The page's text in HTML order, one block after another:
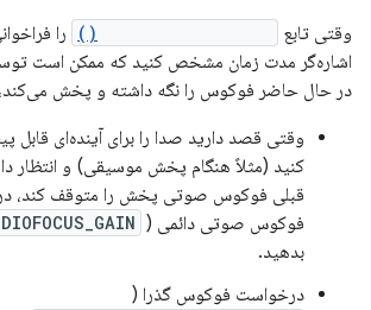
وقتی تابع
را
اشاره‌گر مدت زمان مشخص کنید که ممکن است
در حال حاضر فوکوس را نگه داشته و پخش
وقتی قصد دارید صدا را برای آینده‌ای
کنید (مثلاً هنگام پخش موسیقی) و انتظار
قبلی فوکوس صوتی پخش را متوقف کند،
فوکوس صوتی دائمی (
بدهید.
درخواست فوکوس گذرا (